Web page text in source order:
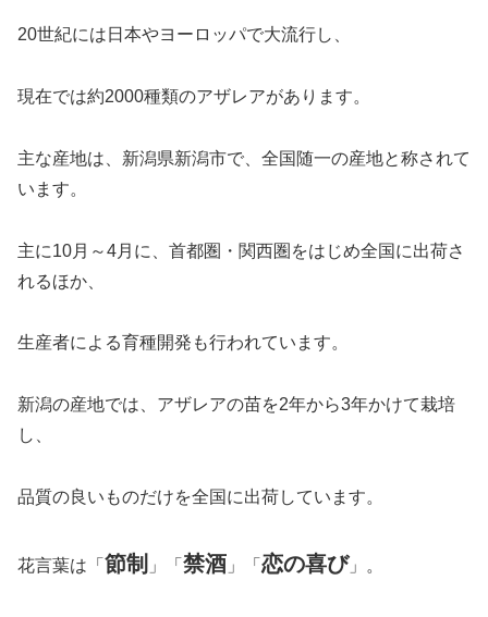
20世紀には日本やヨーロッパで大流行し、
現在では約2000種類のアザレアがあります。
主な産地は、新潟県新潟市で、全国随一の産地と称されて
います。
主に10月～4月に、首都圏・関西圏をはじめ全国に出荷さ
れるほか、
生産者による育種開発も行われています。
新潟の産地では、アザレアの苗を2年から3年かけて栽培
し、
品質の良いものだけを全国に出荷しています。
花言葉は「 節制 」「 禁酒 」「 恋の喜び 」。